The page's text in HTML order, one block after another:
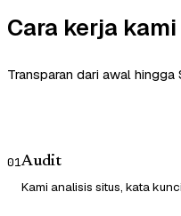
Cara kerja kami
Transparan dari awal hingga
01Audit
Kami analisis situs, kata